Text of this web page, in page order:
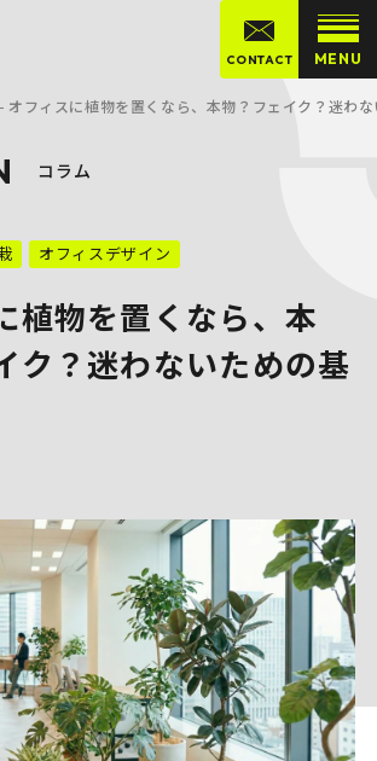
MENU
CONTACT
オフィスに植物を置くなら、本物？フェイク？迷わ
コラム
オフィスデザイン
植物を置くなら、本
ク？迷わないための基